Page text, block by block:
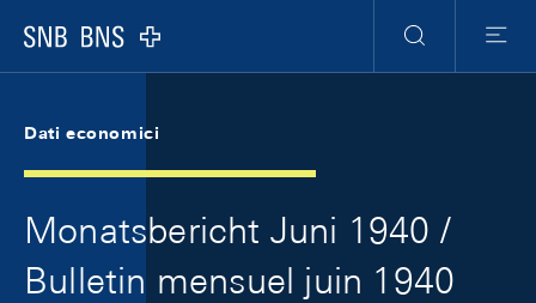
Logo
Ricerca
Menu
Dati economici
Monatsbericht Juni 1940 /
Bulletin mensuel juin 1940